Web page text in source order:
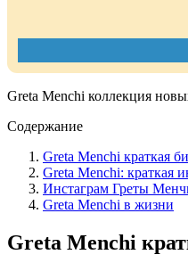
Greta Menchi коллекция
Содержание
Greta Menchi краткая
Greta Menchi: краткая
Инстаграм Греты
Greta Menchi в жизни
Greta Menchi